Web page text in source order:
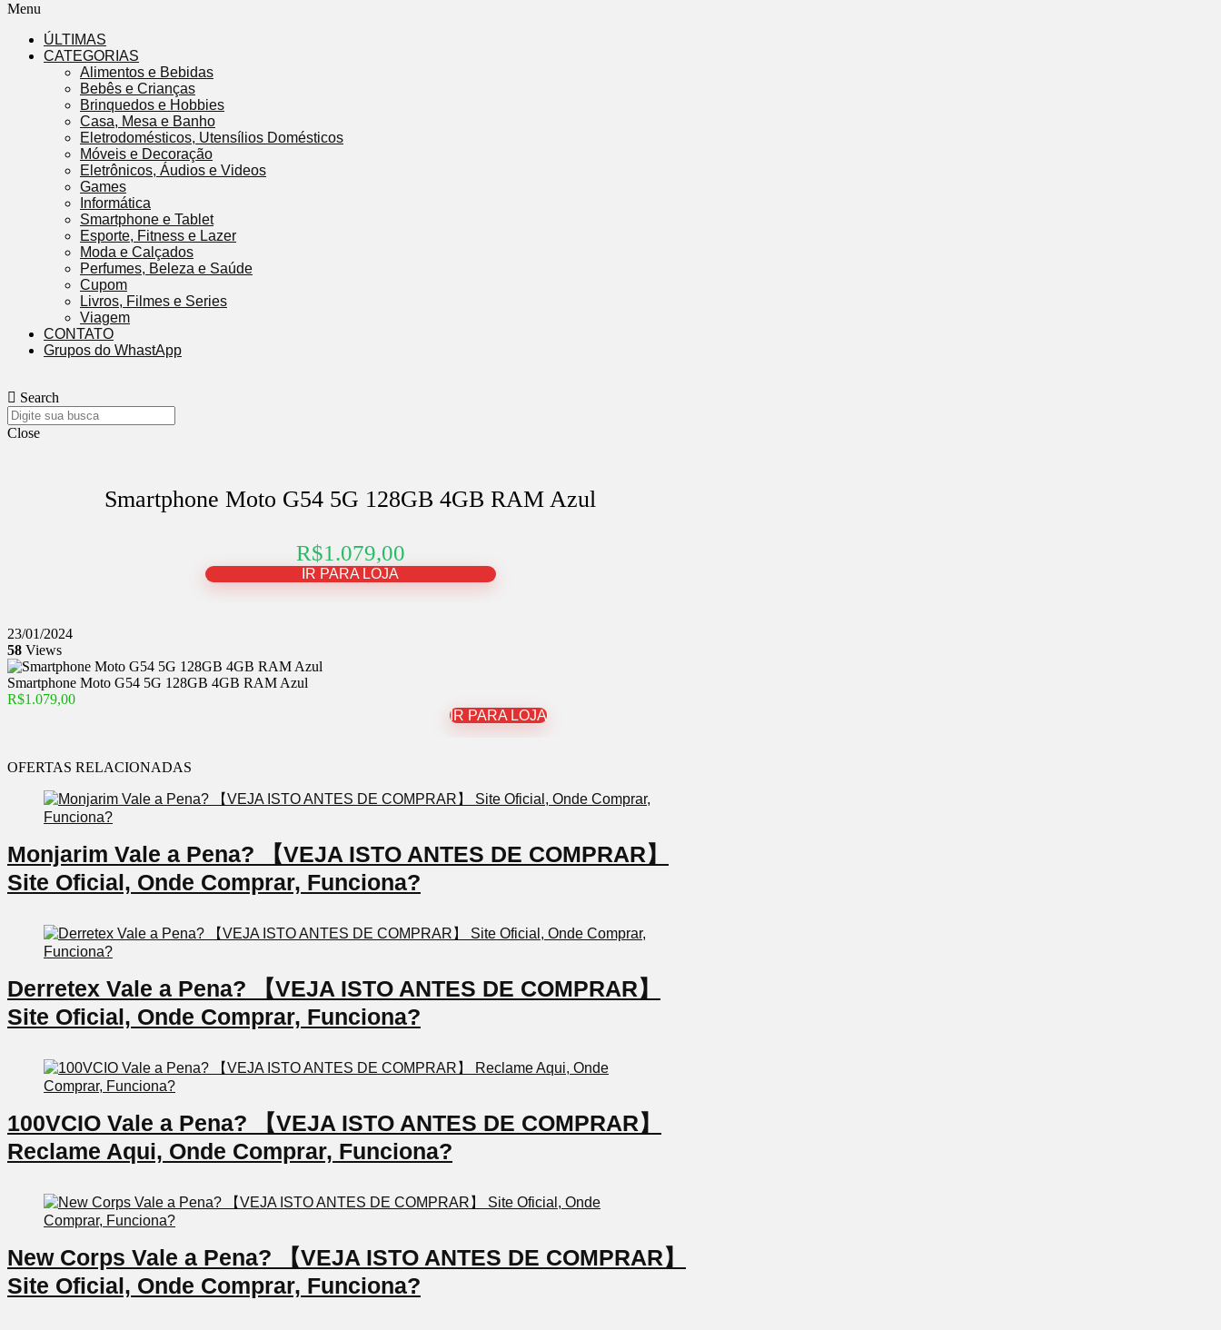
Menu
ÚLTIMAS
CATEGORIAS
Alimentos e Bebidas
Bebês e Crianças
Brinquedos e Hobbies
Casa, Mesa e Banho
Eletrodomésticos, Utensílios Domésticos
Móveis e Decoração
Eletrônicos, Áudios e Videos
Games
Informática
Smartphone e Tablet
Esporte, Fitness e Lazer
Moda e Calçados
Perfumes, Beleza e Saúde
Cupom
Livros, Filmes e Series
Viagem
CONTATO
Grupos do WhastApp
Search
Close
Smartphone Moto G54 5G 128GB 4GB RAM Azul
R$1.079,00
IR PARA LOJA
23/01/2024
58 Views
Smartphone Moto G54 5G 128GB 4GB RAM Azul
R$1.079,00
IR PARA LOJA
OFERTAS RELACIONADAS
Monjarim Vale a Pena? 【VEJA ISTO ANTES DE COMPRAR】
Site Oficial, Onde Comprar, Funciona?
Derretex Vale a Pena? 【VEJA ISTO ANTES DE COMPRAR】
Site Oficial, Onde Comprar, Funciona?
100VCIO Vale a Pena? 【VEJA ISTO ANTES DE COMPRAR】
Reclame Aqui, Onde Comprar, Funciona?
New Corps Vale a Pena? 【VEJA ISTO ANTES DE COMPRAR】
Site Oficial, Onde Comprar, Funciona?